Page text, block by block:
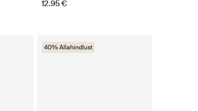
12.95 €
40% Allahindlust